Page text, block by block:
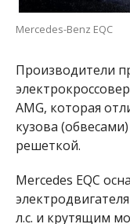
Mercedes-Benz EQC
Производители
AMG, которая
кузова
решеткой.
Mercedes EQC
л.с. и крутящим